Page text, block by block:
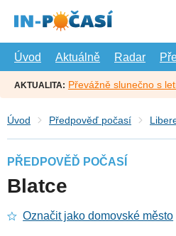
hlavní
Úvod
Aktuálně Radar
AKTUALITA: Převážně slunečno s
Úvod Předpověď počasí
PŘEDPOVĚĎ POČASÍ
Blatce
Označit jako domovské město